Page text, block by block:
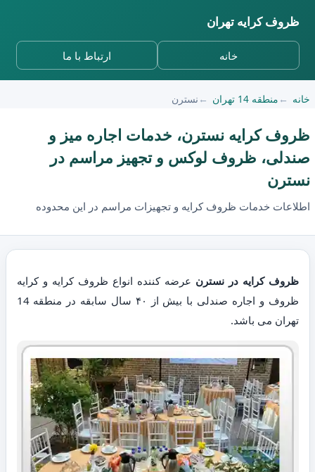
ظروف کرایه تهران
خانه ارتباط با ما
خانه منطقه 14 تهران نسترن
ظروف کرایه نسترن، خدمات اجاره میز و
صندلی، ظروف لوکس و تجهیز مراسم در
نسترن
اطلاعات خدمات ظروف کرایه و تجهیزات مراسم در این محدوده
ظروف کرایه در نسترن عرضه کننده انواع ظروف کرایه و کرایه
ظروف و اجاره صندلی با بیش از ۴۰ سال سابقه در منطقه 14
تهران می باشد.